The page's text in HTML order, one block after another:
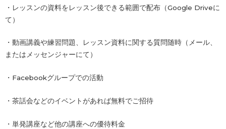
・レッスンの資料をレッスン後できる範囲で配布（Google Driveに
て）
・動画講義や練習問題、レッスン資料に関する質問随時（メール、
またはメッセンジャーにて）
・Facebookグループでの活動
・茶話会などのイベントがあれば無料でご招待
・単発講座など他の講座への優待料金